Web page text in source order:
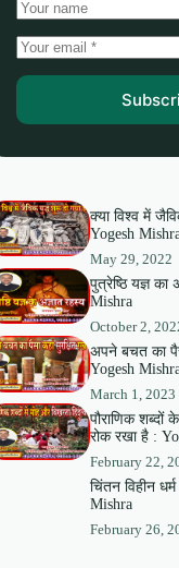
क्या विश्व में
Yogesh
May 29, 2022
पुत्रेष्ठि यज्ञ का
Mishra
October 2,
अपने बचत का
Yogesh
March 1, 2023
पौराणिक शब्दों
रोक रखा है :
February 22,
चिंतन विहीन
Mishra
February 26,